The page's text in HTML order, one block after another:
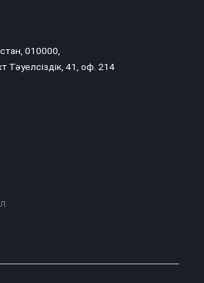
010000,
Тәуелсіздік, 41, оф. 214